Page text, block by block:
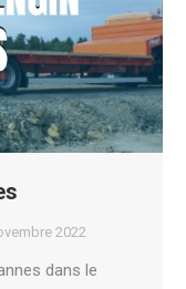
2022
dans le